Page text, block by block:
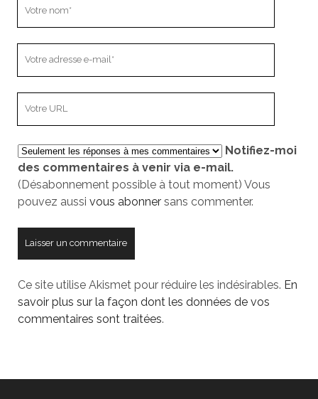
mail
votre
site
Notifiez-moi
des commentaires à venir via e-mail.
(Désabonnement possible à tout moment) Vous
pouvez aussi vous abonnersans commenter.
Ce site utilise Akismet pour réduire les indésirables. En
savoir plus sur la façon dont les données de vos
commentaires sont traitées.